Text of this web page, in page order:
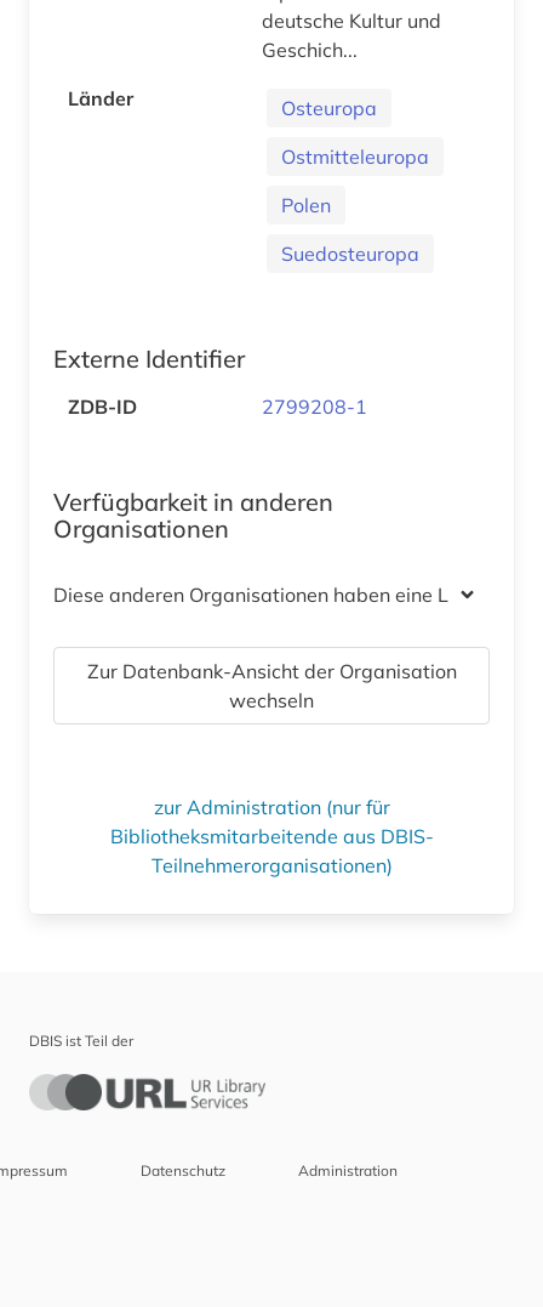
deutsche Kultur und
Geschich...
Länder
Osteuropa
Ostmitteleuropa
Polen
Suedosteuropa
Externe Identifier
ZDB-ID 2799208-1
Verfügbarkeit in anderen
Organisationen
Diese anderen Organisationen haben eine Lizenz
Zur Datenbank-Ansicht der Organisation
wechseln
zur Administration (nur für
Bibliotheksmitarbeitende aus DBIS-
Teilnehmerorganisationen)
DBIS ist Teil der
Datenschutz Administration